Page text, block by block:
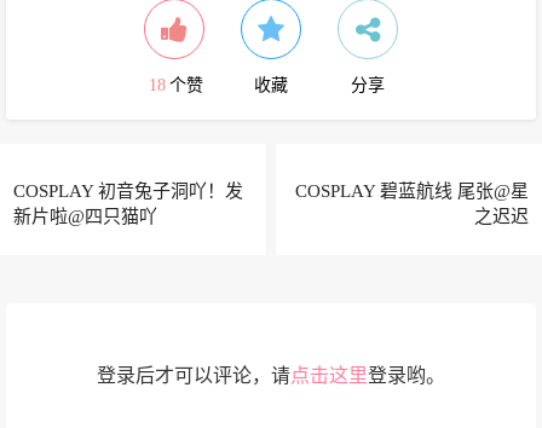
18 个赞 收藏 分享
COSPLAY 初音兔子洞吖！发
新片啦@四只猫吖
COSPLAY 碧蓝航线 尾张@星
之迟迟
登录后才可以评论，请点击这里登录哟。